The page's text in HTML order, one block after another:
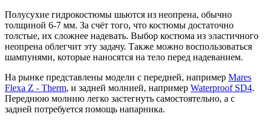
Полусухие гидрокостюмы шьются из неопрена, обычно
толщиной 6-7 мм. За счёт того, что костюмы достаточно
толстые, их сложнее надевать. Выбор костюма из эластичного
неопрена облегчит эту задачу. Также можно воспользоваться
шампунями, которые наносятся на тело перед надеванием.
На рынке представлены модели с передней, например Mares
Flexa Z - Therm, и задней молнией, например Waterproof SD4.
Переднюю молнию легко застегнуть самостоятельно, а с
задней потребуется помощь напарника.